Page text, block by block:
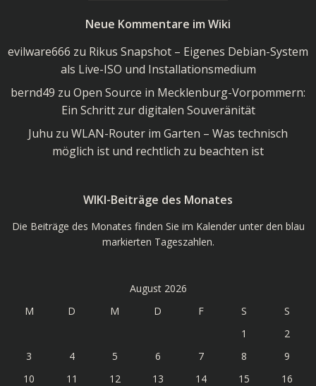
Wiki
Neue Kommentare im Wiki
evilware666 zu Rikus Snapshot – Eigenes Debian-System
als Live-ISO und Installationsmedium
bernd49 zu Open Source in Mecklenburg-Vorpommern:
Ein Schritt zur digitalen Souveränität
Juhu zu WLAN-Router im Garten – Was technisch
möglich ist und rechtlich zu beachten ist
WIKI-Beiträge des Monates
Die Beiträge des Monates finden Sie im Kalender unter den blau
markierten Tageszahlen.
August 2026
M
D M D F S
S
1
2
3
4 5 6 7 8
9
10
11 12 13 14 15
16